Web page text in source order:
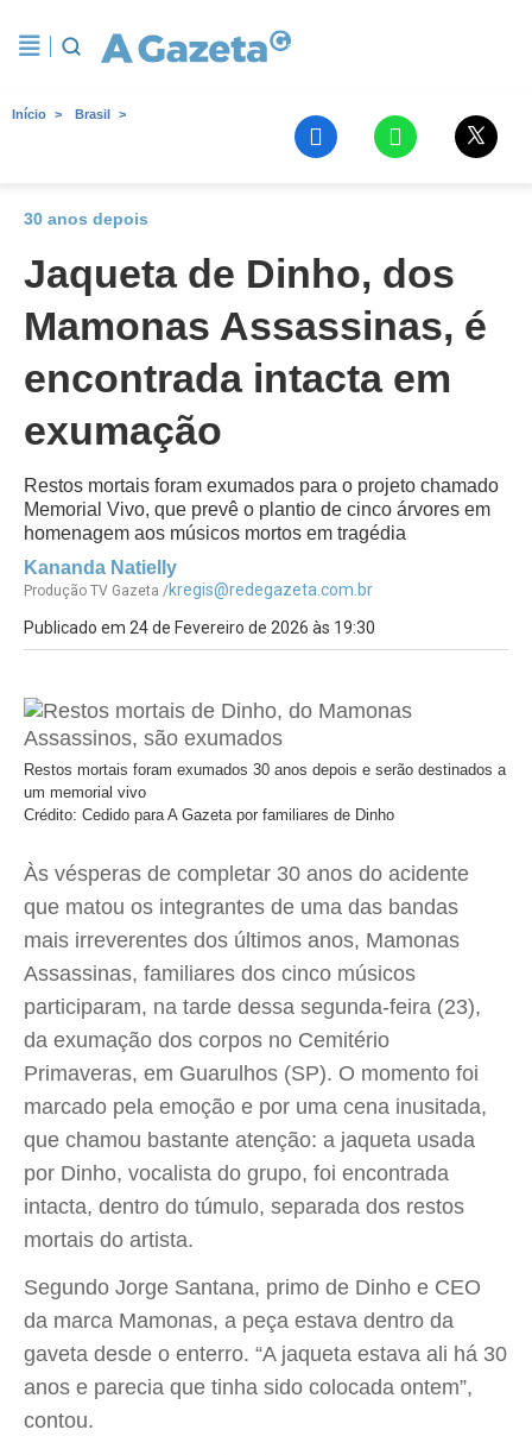
Início Brasil
30 anos depois
Jaqueta de Dinho, dos
Mamonas Assassinas, é
encontrada intacta em
exumação
Restos mortais foram exumados para o projeto chamado
Memorial Vivo, que prevê o plantio de cinco árvores em
homenagem aos músicos mortos em tragédia
Kananda Natielly
Produção TV Gazeta /kregis@redegazeta.com.br
Publicado em 24 de Fevereiro de 2026 às 19:30
Restos mortais foram exumados 30 anos depois e serão destinados a
um memorial vivo
Crédito: Cedido para A Gazeta por familiares de Dinho
Às vésperas de completar 30 anos do acidente
que matou os integrantes de uma das bandas
mais irreverentes dos últimos anos, Mamonas
Assassinas, familiares dos cinco músicos
participaram, na tarde dessa segunda-feira (23),
da exumação dos corpos no Cemitério
Primaveras, em Guarulhos (SP). O momento foi
marcado pela emoção e por uma cena inusitada,
que chamou bastante atenção: a jaqueta usada
por Dinho, vocalista do grupo, foi encontrada
intacta, dentro do túmulo, separada dos restos
mortais do artista.
Segundo Jorge Santana, primo de Dinho e CEO
da marca Mamonas, a peça estava dentro da
gaveta desde o enterro. “A jaqueta estava ali há 30
anos e parecia que tinha sido colocada ontem”,
contou.